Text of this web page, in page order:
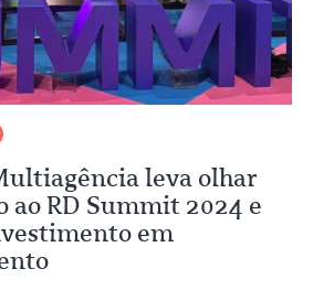
leva olhar
ao RD Summit 2024 e
em